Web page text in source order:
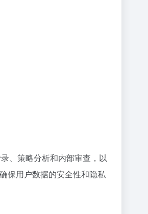
、策略分析和内部审查，以
保用户数据的安全性和隐私